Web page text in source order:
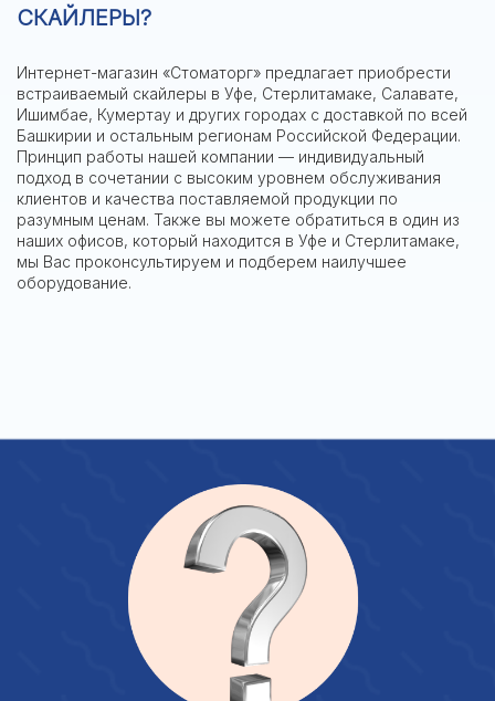
СКАЙЛЕРЫ?
Интернет-магазин «Стоматорг» предлагает приобрести
встраиваемый скайлеры в Уфе, Стерлитамаке, Салавате,
Ишимбае, Кумертау и других городах с доставкой по всей
Башкирии и остальным регионам Российской Федерации.
Принцип работы нашей компании — индивидуальный
подход в сочетании с высоким уровнем обслуживания
клиентов и качества поставляемой продукции по
разумным ценам. Также вы можете обратиться в один из
наших офисов, который находится в Уфе и Стерлитамаке,
мы Вас проконсультируем и подберем наилучшее
оборудование.